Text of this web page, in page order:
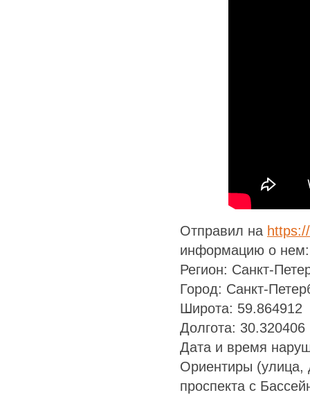
Отправил на
информацию о нем:
Регион: Санкт-
Город: Санкт-
Широта: 59.864912
Долгота: 30.320406
Дата и время
Ориентиры (улица,
проспекта с